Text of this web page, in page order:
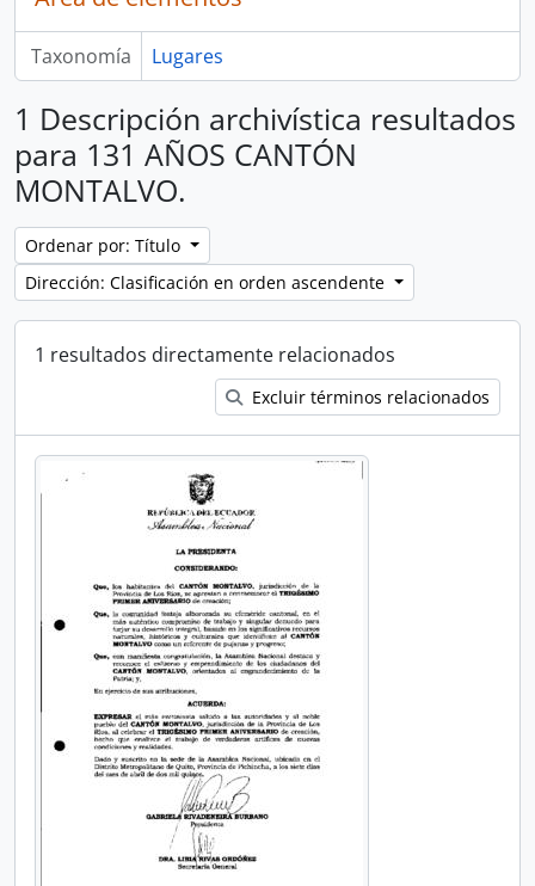
Taxonomía Lugares
1 Descripción archivística resultados
para 131 AÑOS CANTÓN
MONTALVO.
Ordenar por: Título
Dirección: Clasificación en orden ascendente
1 resultados directamente relacionados
Excluir términos relacionados